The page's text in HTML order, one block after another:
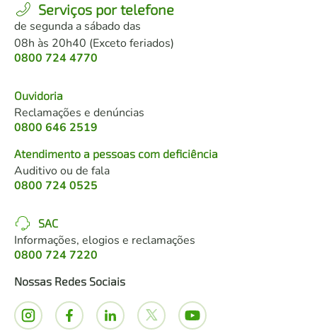
Serviços por telefone
de segunda a sábado das
08h às 20h40 (Exceto feriados)
0800 724 4770
Ouvidoria
Reclamações e denúncias
0800 646 2519
Atendimento a pessoas com deficiência
Auditivo ou de fala
0800 724 0525
SAC
Informações, elogios e reclamações
0800 724 7220
Nossas Redes Sociais